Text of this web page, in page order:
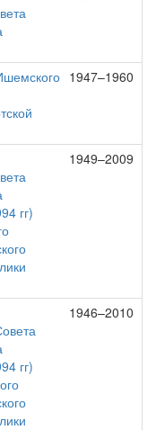
1947–1960
гг)
1949–2009
гг)
1946–2010